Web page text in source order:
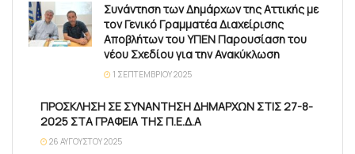
Συνάντηση των Δημάρχων της Αττικής με
τον Γενικό Γραμματέα Διαχείρισης
Αποβλήτων του ΥΠΕΝ Παρουσίαση του
νέου Σχεδίου για την Ανακύκλωση
1 ΣΕΠΤΕΜΒΡΊΟΥ 2025
ΠΡΟΣΚΛΗΣΗ ΣΕ ΣΥΝΑΝΤΗΣΗ ΔΗΜΑΡΧΩΝ ΣΤΙΣ 27-8-
2025 ΣΤΑ ΓΡΑΦΕΙΑ ΤΗΣ Π.Ε.Δ.Α
26 ΑΥΓΟΎΣΤΟΥ 2025